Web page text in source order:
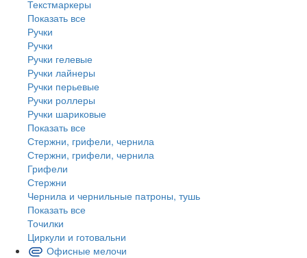
Текстмаркеры
Показать все
Ручки
Ручки
Ручки гелевые
Ручки лайнеры
Ручки перьевые
Ручки роллеры
Ручки шариковые
Показать все
Стержни, грифели, чернила
Стержни, грифели, чернила
Грифели
Стержни
Чернила и чернильные патроны, тушь
Показать все
Точилки
Циркули и готовальни
Офисные мелочи